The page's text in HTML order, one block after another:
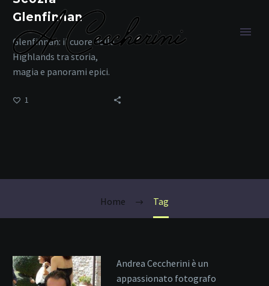
Home Tag
Glenfinnan
Glenfinnan: il cuore delle
Highlands tra storia,
magia e panorami epici.
1
Andrea Ceccherini è un
appassionato fotografo